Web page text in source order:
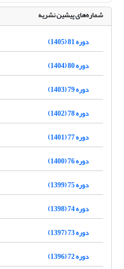
شماره‌های پیشین نشریه
دوره 81 (1405)
دوره 80 (1404)
دوره 79 (1403)
دوره 78 (1402)
دوره 77 (1401)
دوره 76 (1400)
دوره 75 (1399)
دوره 74 (1398)
دوره 73 (1397)
دوره 72 (1396)